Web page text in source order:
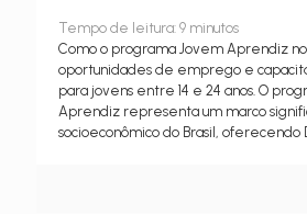
Tempo de leitura: 9 minutos
Como o programa Jovem Aprendiz
oportunidades de emprego e
para jovens entre 14 e 24 anos. O
Aprendiz representa um marco
socioeconômico do Brasil, oferecendo